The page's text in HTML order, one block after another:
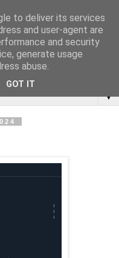
▼
to deliver its services
and user-agent are
and security
generate usage
abuse.
GOT IT